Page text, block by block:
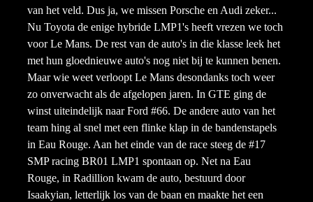
van het veld. Dus ja, we missen Porsche en Audi zeker...
Nu Toyota de enige hybride LMP1's heeft vrezen we toch
voor Le Mans. De rest van de auto's in die klasse leek het
met hun gloednieuwe auto's nog niet bij te kunnen benen.
Maar wie weet verloopt Le Mans desondanks toch weer
zo onverwacht als de afgelopen jaren. In GTE ging de
winst uiteindelijk naar Ford #66. De andere auto van het
team hing al snel met een flinke klap in de bandenstapels
in Eau Rouge. Aan het einde van de race steeg de #17
SMP racing BR01 LMP1 spontaan op. Net na Eau
Rouge, in Radillion kwam de auto, bestuurd door
Isaakyian, letterlijk los van de baan en maakte het een